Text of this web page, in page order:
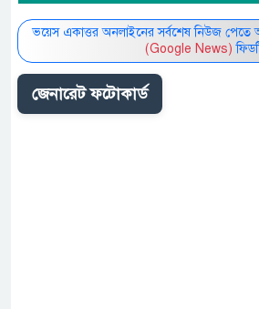
ভয়েস একাত্তর অনলাইনের সর্বশেষ নিউজ
(Google News)
জেনারেট ফটোকার্ড